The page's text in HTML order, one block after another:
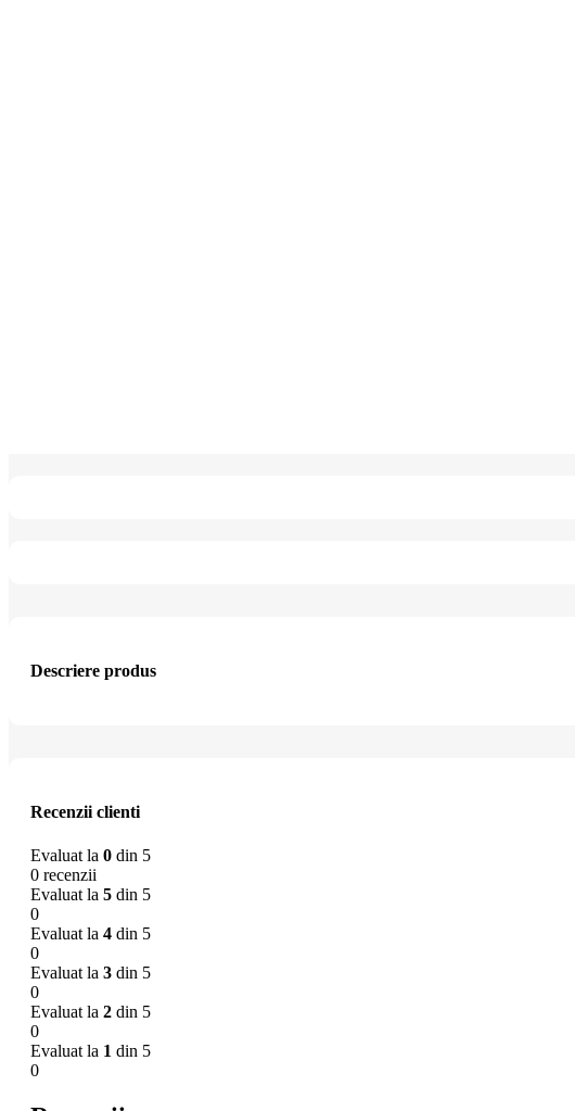
Descriere produs
Recenzii clienti
Evaluat la 0 din 5
0 recenzii
Evaluat la 5 din 5
0
Evaluat la 4 din 5
0
Evaluat la 3 din 5
0
Evaluat la 2 din 5
0
Evaluat la 1 din 5
0